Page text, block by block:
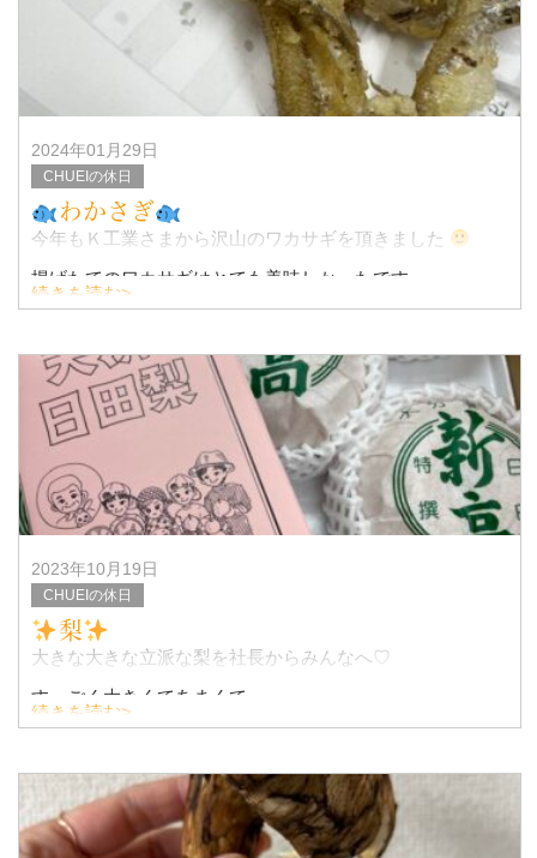
2024年01月29日
CHUEIの休日
わかさぎ
今年もＫ工業さまから沢山のワカサギを頂きました
揚げたてのワカサギはとても美味しかったです。
魚類は漢字で表記すると魚編の漢字が多い中
続きを読む>
2023年10月19日
CHUEIの休日
梨
大きな大きな立派な梨を社長からみんなへ♡
すーごく大きくてあまくて
子たちと美味しくいただきました。
秋は美味しい食べ物がたくさんあるので
続きを読む>